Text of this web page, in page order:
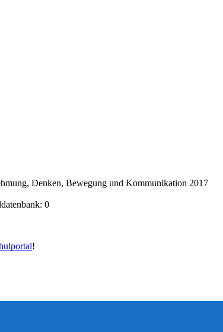
Denken, Bewegung und Kommunikation 2017
0
!